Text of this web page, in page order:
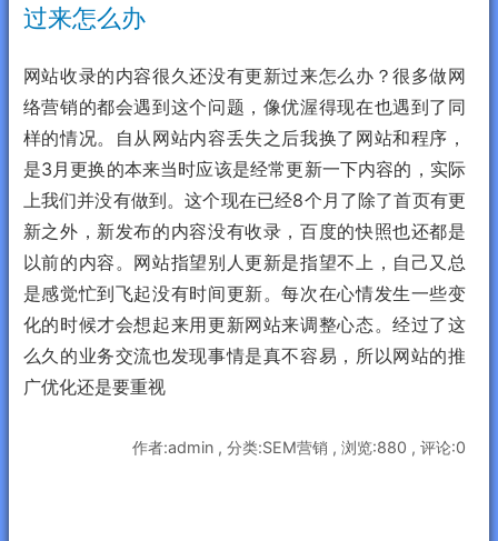
过来怎么办
网站收录的内容很久还没有更新过来怎么办？很多做网
络营销的都会遇到这个问题，像优渥得现在也遇到了同
样的情况。自从网站内容丢失之后我换了网站和程序，
是3月更换的本来当时应该是经常更新一下内容的，实际
上我们并没有做到。这个现在已经8个月了除了首页有更
新之外，新发布的内容没有收录，百度的快照也还都是
以前的内容。网站指望别人更新是指望不上，自己又总
是感觉忙到飞起没有时间更新。每次在心情发生一些变
化的时候才会想起来用更新网站来调整心态。经过了这
么久的业务交流也发现事情是真不容易，所以网站的推
广优化还是要重视
作者:admin , 分类:SEM营销 , 浏览:880 , 评论:0